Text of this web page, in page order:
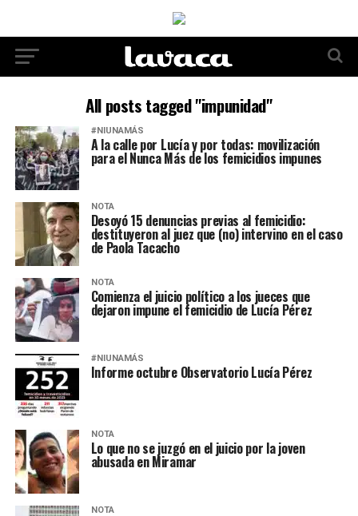
All posts tagged "impunidad"
#NIUNAMÁS
A la calle por Lucía y por todas: movilización
para el Nunca Más de los femicidios impunes
NOTA
Desoyó 15 denuncias previas al femicidio:
destituyeron al juez que (no) intervino en el caso
de Paola Tacacho
NOTA
Comienza el juicio político a los jueces que
dejaron impune el femicidio de Lucía Pérez
#NIUNAMÁS
Informe octubre Observatorio Lucía Pérez
NOTA
Lo que no se juzgó en el juicio por la joven
abusada en Miramar
NOTA